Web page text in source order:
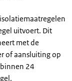
uitvoert. Dit
met de
of aansluiting op
24